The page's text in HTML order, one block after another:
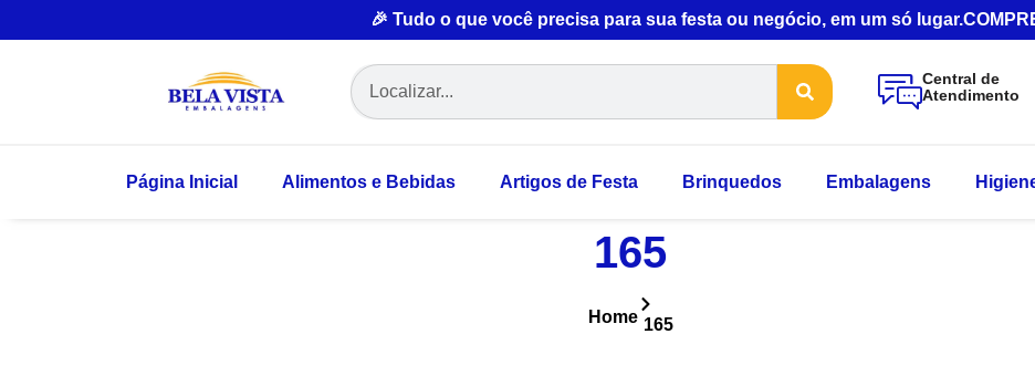
🎉 Tudo o que você precisa para sua festa ou negócio, em um só
Central de
Atendimento
Página Inicial Alimentos e Bebidas Artigos de Festa Brinquedos Embalagens
165
Home 165